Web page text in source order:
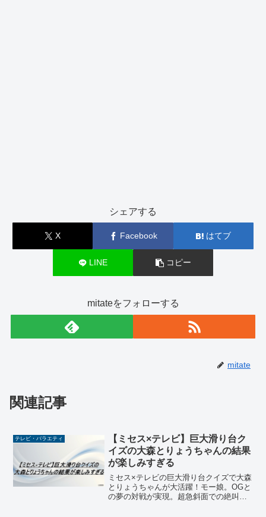
シェアする
X Facebook はてブ
LINE コピー
mitateをフォローする
mitate
関連記事
テレビ・バラエティ
【ミセス×テレビ】巨大滑り台ク
イズの大森とりょうちゃんの結果
が楽しみすぎる
ミセス×テレビの巨大滑り台クイズで大森
とりょうちゃんが大活躍！モー娘。OGと
の夢の対戦が実現。超急斜面での絶叫リ